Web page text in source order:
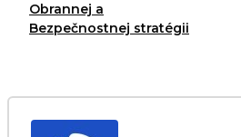
Obrannej a
Bezpečnostnej stratégii